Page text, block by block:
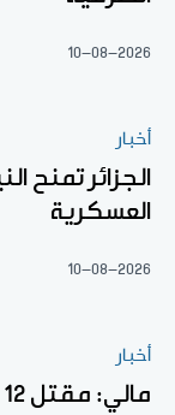
10-08-2026
أخبار
العسكرية
10-08-2026
أخبار